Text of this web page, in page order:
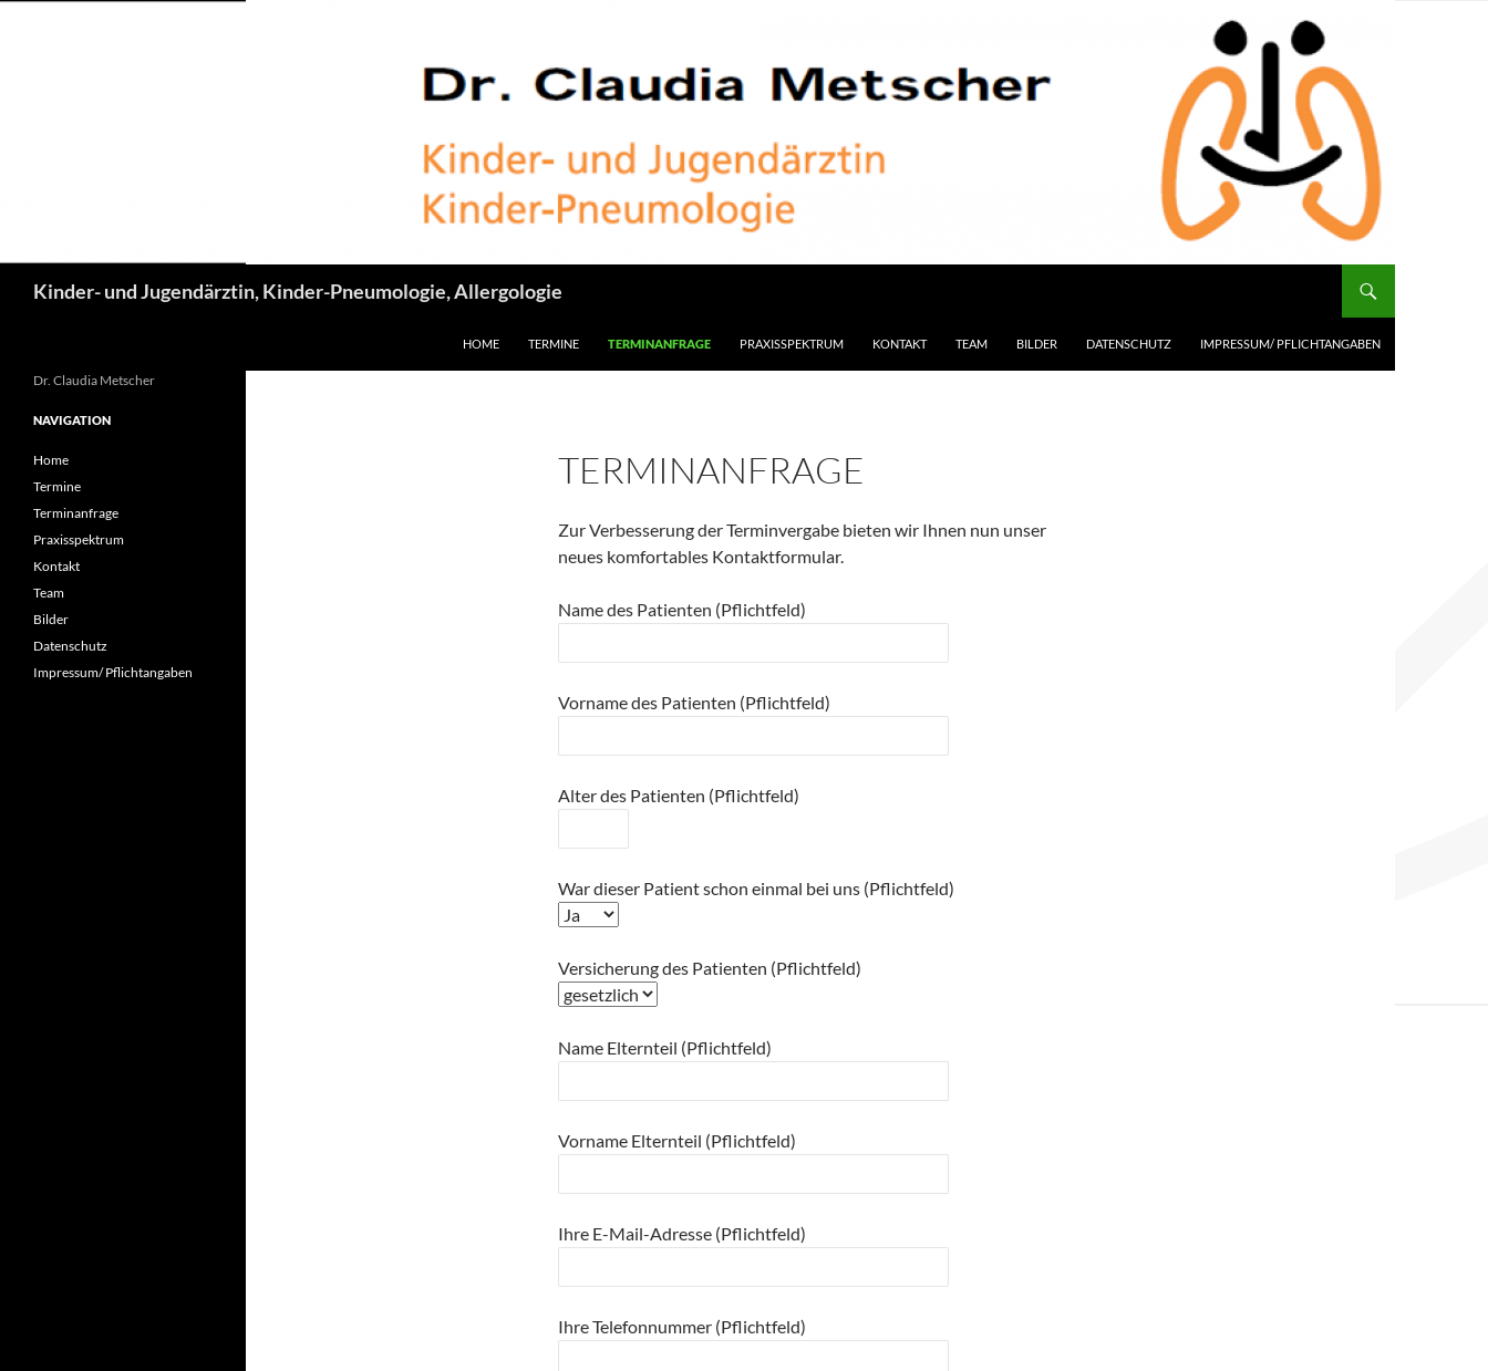
Kinder- und Jugendärztin, Kinder-Pneumologie, Allergologie
HOME
TERMINE TERMINANFRAGE PRAXISSPEKTRUM KONTAKT TEAM BILDER DATENSCHUTZ IMPRESSUM/ PFLICHTANGABEN
TERMINANFRAGE
Zur Verbesserung der Terminvergabe bieten wir Ihnen nun unser
neues komfortables Kontaktformular.
Name des Patienten (Pflichtfeld)
Vorname des Patienten (Pflichtfeld)
Alter des Patienten (Pflichtfeld)
War dieser Patient schon einmal bei uns (Pflichtfeld)
Versicherung des Patienten (Pflichtfeld)
Name Elternteil (Pflichtfeld)
Vorname Elternteil (Pflichtfeld)
Ihre E-Mail-Adresse (Pflichtfeld)
Ihre Telefonnummer (Pflichtfeld)
Dr. Claudia Metscher
NAVIGATION
Home
Termine
Terminanfrage
Praxisspektrum
Kontakt
Team
Bilder
Datenschutz
Impressum/ Pflichtangaben